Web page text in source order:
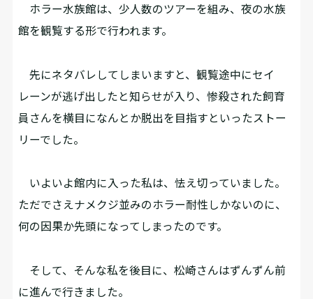
ホラー水族館は、少人数のツアーを組み、夜の水族
館を観覧する形で行われます。
先にネタバレしてしまいますと、観覧途中にセイ
レーンが逃げ出したと知らせが入り、惨殺された飼育
員さんを横目になんとか脱出を目指す――といったストー
リーでした。
いよいよ館内に入った私は、怯え切っていました。
ただでさえナメクジ並みのホラー耐性しかないのに、
何の因果か先頭になってしまったのです。
そして、そんな私を後目に、松崎さんはずんずん前
に進んで行きました。